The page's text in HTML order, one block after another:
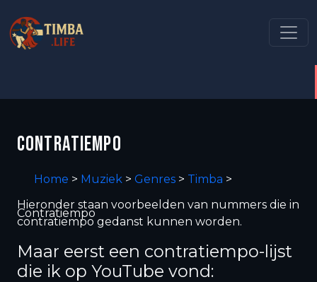
CONTRATIEMPO
Home > Muziek > Genres > Timba >
Contratiempo
Hieronder staan voorbeelden van nummers die in
contratiempo gedanst kunnen worden.
Maar eerst een contratiempo-lijst
die ik op YouTube vond: